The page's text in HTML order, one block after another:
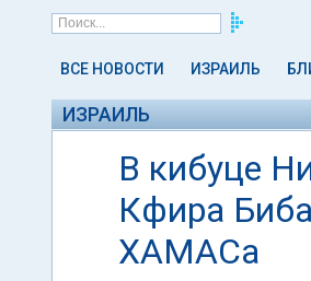
ВСЕ НОВОСТИ ИЗРАИЛЬ
ИЗРАИЛЬ
В кибуце
Кфира
ХАМАСа